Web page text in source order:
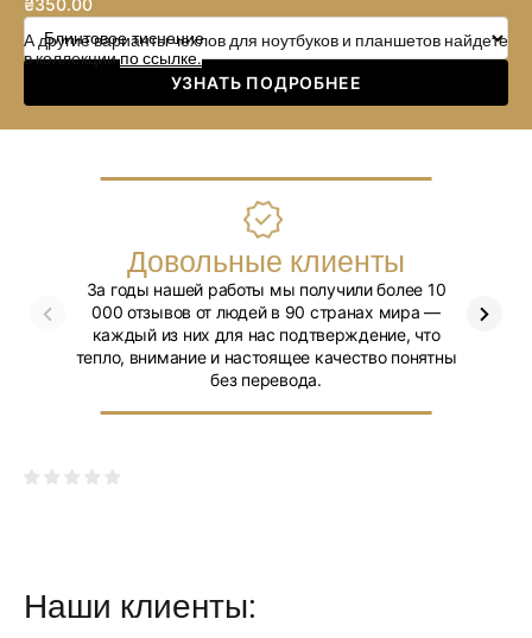
А другие варианты чехлов для ноутбуков и планшетов найдете
в коллекциипо ссылке.
Обычная
₴350.00
УЗНАТЬ ПОДРОБНЕЕ
Довольные клиенты
За годы нашей работы мы получили более 10
000 отзывов от людей в 90 странах мира —
каждый из них для нас подтверждение, что
тепло, внимание и настоящее качество понятны
без перевода.
Наши клиенты: